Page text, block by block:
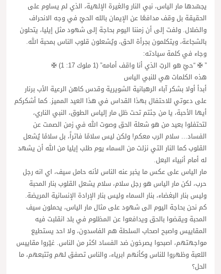
يجسّدها مار الياس، نبي النار والغيرة الإلهية، الذي لم يساوم على
الحقيقة بل وقف مدافعًا عن الإيمان بالله الحيّ في وجه الانحراف
والضلال. ولفت إلى أن زمننا اليوم بحاجة إلى شهود مثل إيليا، يتحلون
بالشجاعة، ويتكلمون بجرأة الحق، ويُشعلون قلوب الناس بمحبة الله.
وجاء في كلمة سيادته:
” ✠ “حيّ هو الربّ الذي أنا واقف أمامه” (1 ملوك 17: 1) ✠
هذه الكلمات هي للنبي الياس
أبدأ أولا بشكر آباء الرهبانية الشويرية وقدس كاهن الرعية الأب برنار
على دعوتي للاحتفال بهذا القداس في هذا العيد المميز. كما أشكركم
أيها الأحبة، يا من جئتم تحت ظل مار إلياس الطوق، النبي الناري،
لتحتفلوا بعيد من هو شعلة الحق وصوت الله في زمن الصمت عن
الفساد… سلام الرب معكم! ولكن ليس سلامًا فاتراً، بل سلامًا يُشعل
القلوب كما النار التي نزلت من السماء يوم طلب إيليا من الله أن يشهد
له أمام أنبياء البعل.
مار الياس على عكس ما يخبر عنه الناس لأنه حامل سيف، اي انه رجل
حرب، لكن مار الياس هو رجل سلام، سلام يشعل القلوب بنار المحبة
وليس بنار البغضاء، بنار السماء وليس بنار الإرادة الإنسانية المريضة.
كم نحن بحاجة اليوم الى شهود على مثال مار الياس، يحملون سيف
المحبة ويقضوا بالحق ويدافعوا عن المظلوم في بلد انقلبت فيه
المقاييس واصبح اصحاب السلطة هم الفاسدون، ولا احد يستطيع
مواجهتهم، اصبحوا يصرخون ضد الفساد اكثر من الناس. غيّروا مقاييس
اللعبة وظهروا للناس وكأنهم ابرياء، والناس تصفق لهم وتتبعهم، ما
الحل؟